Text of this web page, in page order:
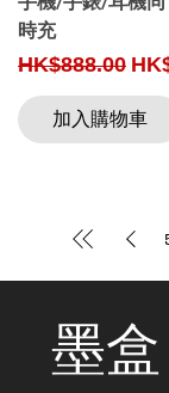
時充
Regular Price
HK$888.00
加入購物車
墨